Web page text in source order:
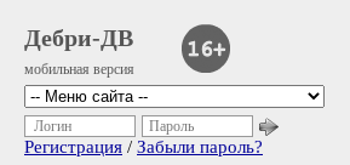
Дебри-ДВ
мобильная версия
Логин Пароль
Регистрация / Забыли пароль?